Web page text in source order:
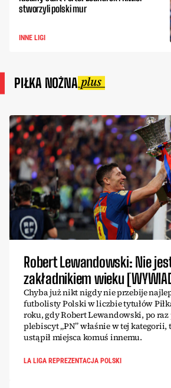
stworzyli polski mur
INNE LIGI
PIŁKA NOŻNA
Robert Lewandowski: Nie
zakładnikiem wieku
Chyba już nikt nigdy nie przebije
futbolisty Polski w liczbie tytułów
roku, gdy Robert Lewandowski, po
plebiscyt „PN” właśnie w tej
ustąpił miejsca komuś innemu.
LA LIGA REPREZENTACJA POLSKI